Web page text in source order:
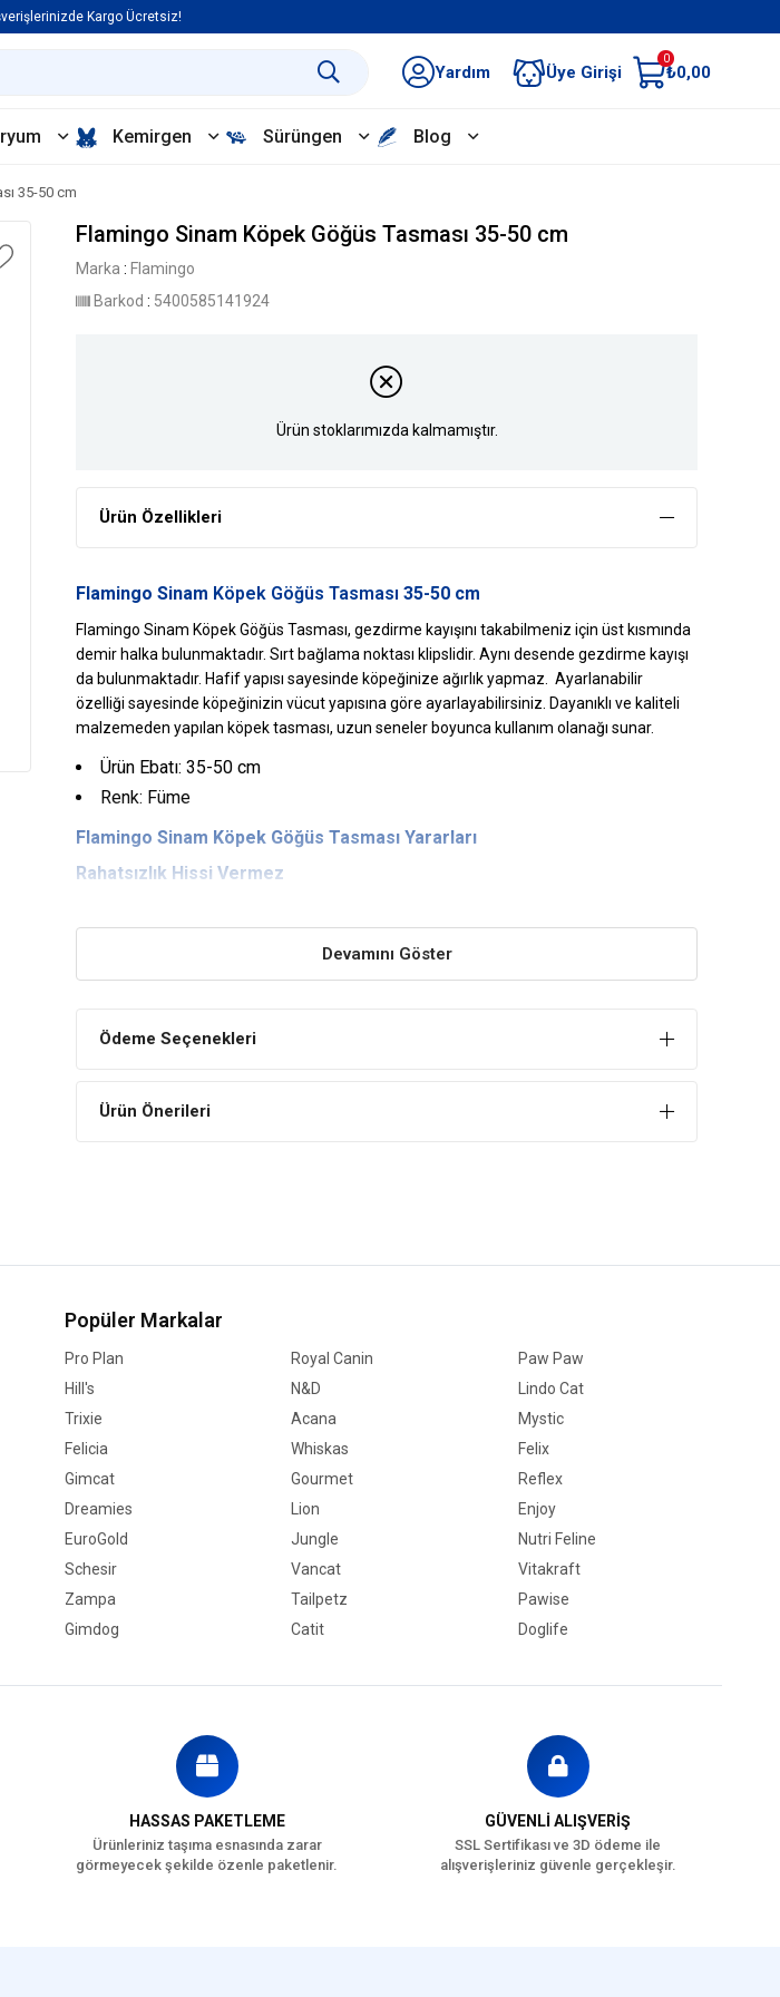
Kargo Ücretsiz!
Yardım Üye Girişi
0
₺0,00
Kemirgen Sürüngen Blog
35-50 cm
Flamingo Sinam Köpek Göğüs Tasması 35-50 cm
Marka : Flamingo
Barkod : 5400585141924
Ürün stoklarımızda kalmamıştır.
Ürün Özellikleri
Flamingo Sinam Köpek Göğüs Tasması 35-50 cm
Flamingo Sinam Köpek Göğüs Tasması, gezdirme kayışını takabilmeniz için üst kısmında
demir halka bulunmaktadır. Sırt bağlama noktası klipslidir. Aynı desende gezdirme kayışı
da bulunmaktadır. Hafif yapısı sayesinde köpeğinize ağırlık yapmaz. Ayarlanabilir
özelliği sayesinde köpeğinizin vücut yapısına göre ayarlayabilirsiniz. Dayanıklı ve kaliteli
malzemeden yapılan köpek tasması, uzun seneler boyunca kullanım olanağı sunar.
Ürün Ebatı: 35-50 cm
Renk: Füme
Flamingo Sinam Köpek Göğüs Tasması Yararları
Rahatsızlık Hissi Vermez
Gerilimi, köpeğinizin sırtına ve göğsüne dağıtır.
Özel tasarımı sayesinde köpeğinizin kemik ve kas sisteminin zarar görmesini önler.
Devamını Göster
Ödeme Seçenekleri
Ürün Önerileri
Popüler Markalar
Pro Plan Royal Canin
Paw Paw
Hill's
N&D
Lindo Cat
Trixie
Acana
Mystic
Felicia
Whiskas
Felix
Gimcat
Gourmet
Reflex
Dreamies
Lion
Enjoy
EuroGold
Jungle
Nutri Feline
Schesir
Vancat
Vitakraft
Zampa
Tailpetz
Pawise
Gimdog
Catit Doglife
HASSAS PAKETLEME
Ürünleriniz taşıma esnasında zarar
görmeyecek şekilde özenle paketlenir.
GÜVENLİ ALIŞVERİŞ
SSL Sertifikası ve 3D ödeme ile
alışverişleriniz güvenle gerçekleşir.